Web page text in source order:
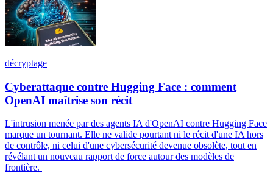
décryptage
Cyberattaque contre Hugging Face : comment
OpenAI maîtrise son récit
L'intrusion menée par des agents IA d'OpenAI contre Hugging Face
marque un tournant. Elle ne valide pourtant ni le récit d'une IA hors
de contrôle, ni celui d'une cybersécurité devenue obsolète, tout en
révélant un nouveau rapport de force autour des modèles de
frontière.